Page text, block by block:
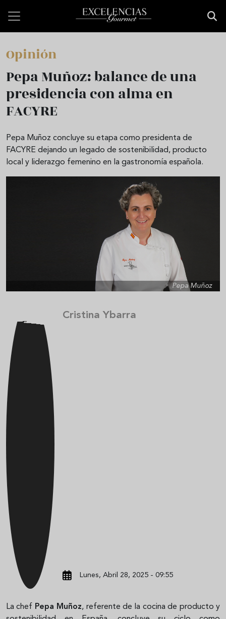
Opinión
Pepa Muñoz: balance de una
presidencia con alma en
FACYRE
Pepa Muñoz concluye su etapa como presidenta de
FACYRE dejando un legado de sostenibilidad, producto
local y liderazgo femenino en la gastronomía española.
Pepa Muñoz
Cristina Ybarra
Lunes, Abril 28, 2025 - 09:55
La chef Pepa Muñoz, referente de la cocina de producto y